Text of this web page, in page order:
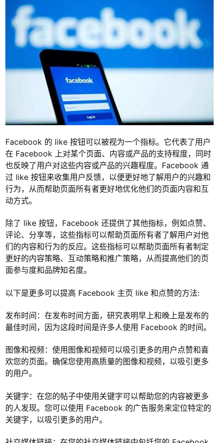
Facebook 的 like 按钮可以被视为一个指标。它代表了用户
在 Facebook 上对某个页面、内容或产品的支持程度，同时
也反映了用户对这些内容或产品的兴趣程度。Facebook 通
过 like 按钮来收集用户反馈，以便更好地了解用户的兴趣和
行为，从而帮助页面所有者更好地优化他们的页面内容和互
动方式。
除了 like 按钮，Facebook 还提供了其他指标，例如点赞、
评论、分享等，这些指标可以帮助页面所有者了解用户对他
们的内容和行为的反应。这些指标可以帮助页面所有者制定
更好的内容策略、互动策略和推广策略，从而提高他们的页
面参与度和品牌知名度。
以下是更多可以提高 Facebook 主页 like 和点赞的方法:
发布时间：在发布时间方面，研究表明早上和晚上是发布的
最佳时间，因为这段时间是许多人使用 Facebook 的时间。
图像和视频：使用图像和视频可以吸引更多的用户点赞和喜
欢您的页面。确保您使用高质量的图像和视频，以吸引更多
的用户。
关键字：在您的帖子中使用关键字可以帮助您的内容被更多
的人发现。您可以使用 Facebook 的广告服务来定位特定的
关键字，以吸引更多的用户。